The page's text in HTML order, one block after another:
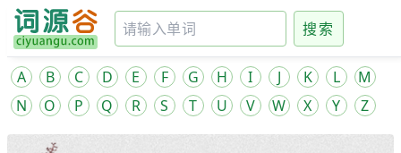
搜索
A B C D E F G H I J K L
M
N
O P Q R S T U V W X Y Z